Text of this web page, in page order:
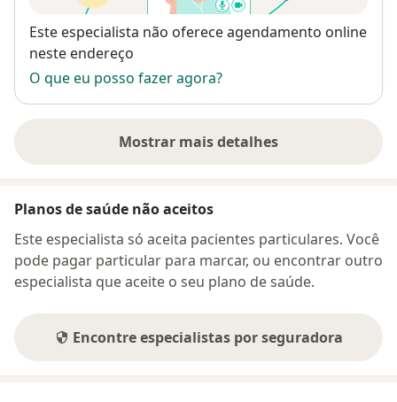
Disponibilidade
Este especialista não oferece agendamento online
neste endereço
O que eu posso fazer agora?
Mostrar mais detalhes
sobre o endereço
Planos de saúde não aceitos
Este especialista só aceita pacientes particulares. Você
pode pagar particular para marcar, ou encontrar outro
especialista que aceite o seu plano de saúde.
Encontre especialistas por seguradora